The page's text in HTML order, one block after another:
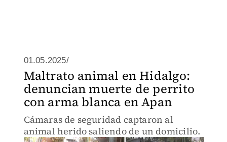
01.05.2025/
Maltrato animal en Hidalgo:
denuncian muerte de perrito
con arma blanca en Apan
Cámaras de seguridad captaron al
animal herido saliendo de un domicilio.